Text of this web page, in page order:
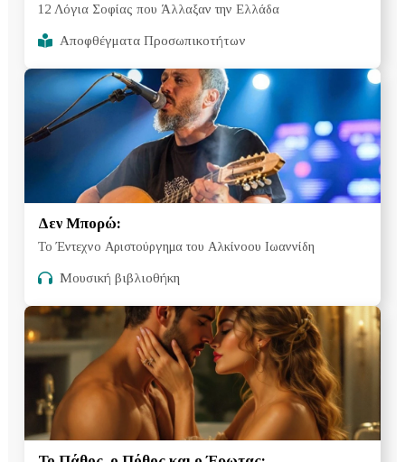
12 Λόγια Σοφίας που Άλλαξαν την Ελλάδα
Αποφθέγματα Προσωπικοτήτων
Δεν Μπορώ:
Το Έντεχνο Αριστούργημα του Αλκίνοου Ιωαννίδη
Μουσική βιβλιοθήκη